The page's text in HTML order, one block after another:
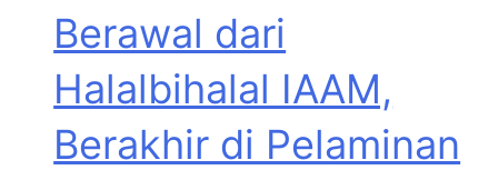
Berawal dari
Halalbihalal IAAM,
Berakhir di Pelaminan